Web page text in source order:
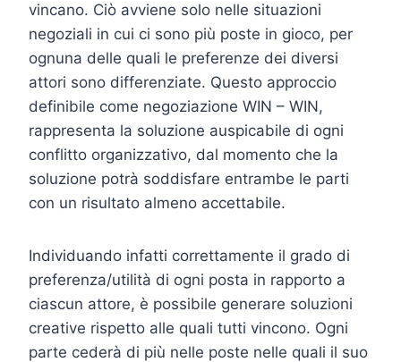
vincano. Ciò avviene solo nelle situazioni
negoziali in cui ci sono più poste in gioco, per
ognuna delle quali le preferenze dei diversi
attori sono differenziate. Questo approccio
definibile come negoziazione WIN – WIN,
rappresenta la soluzione auspicabile di ogni
conflitto organizzativo, dal momento che la
soluzione potrà soddisfare entrambe le parti
con un risultato almeno accettabile.
Individuando infatti correttamente il grado di
preferenza/utilità di ogni posta in rapporto a
ciascun attore, è possibile generare soluzioni
creative rispetto alle quali tutti vincono. Ogni
parte cederà di più nelle poste nelle quali il suo